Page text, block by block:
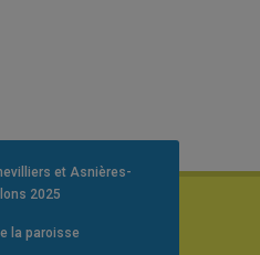
et Asnières-
2025
la paroisse